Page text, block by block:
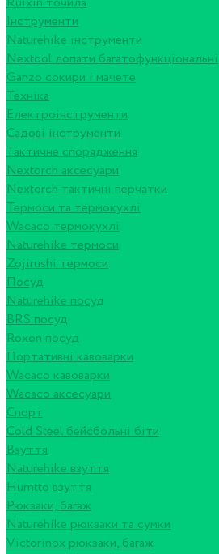
Інструменти
Naturehike інструменти
Nextool лопати багатофункціональні
Ganzo сокири і мачете
Техніка
Електроінструменти
Садові інструменти
Тактичне спорядження
Nextorch аксесуари
Nextorch тактичні перчатки
Термоси та термокухлі
Wacaco термокухлі
Naturehike термоси
Zojirushi термоси
Посуд
Naturehike посуд
BRS посуд
Roxon посуд
Портативні кавоварки
Wacaco кавоварки
Wacaco аксесуари
Спорт
Cold Steel бейсбольні біти
Взуття
Naturehike взуття
Humtto взуття
Рюкзаки, багаж
Naturehike рюкзаки та сумки
Victorinox рюкзаки, багаж